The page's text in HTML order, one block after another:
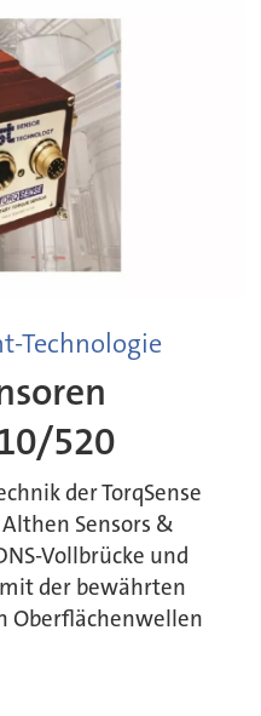
Technologie
520
der TorqSense
Sensors &
Vollbrücke und
der bewährten
Oberflächenwellen